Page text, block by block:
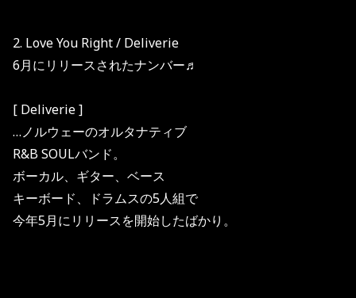
2. Love You Right / Deliverie
6月にリリースされたナンバー♬
[ Deliverie ]
…ノルウェーのオルタナティブ
R&B SOULバンド。
ボーカル、ギター、ベース
キーボード、ドラムスの5人組で
今年5月にリリースを開始したばかり。